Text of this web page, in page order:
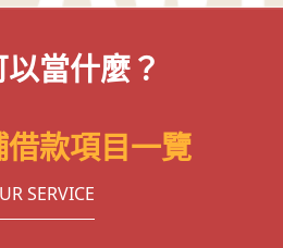
當什麼？
借款項目一覽
SERVICE